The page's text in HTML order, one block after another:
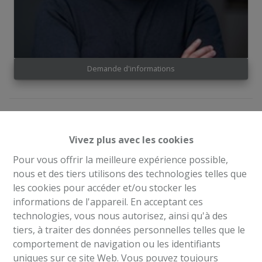
Vivez plus avec les cookies
Pour vous offrir la meilleure expérience possible,
nous et des tiers utilisons des technologies telles que
les cookies pour accéder et/ou stocker les
informations de l'appareil. En acceptant ces
technologies, vous nous autorisez, ainsi qu'à des
tiers, à traiter des données personnelles telles que le
comportement de navigation ou les identifiants
uniques sur ce site Web. Vous pouvez toujours
Demande d'informations
ALTA HOME vous propose à la vente ce magnifique
appartement en parfait état (2000). Situé entre le
Parvis de Saint-Gilles et la Gare du Midi à distance de
marche de toutes les commodités offrant une surface
de 63 m² (Surface brute PEB). Composé comme suit : Un
hall d’entrée avec une toilette séparée, , un vaste
séjour avec cuisine équipée, un espace buanderie avec